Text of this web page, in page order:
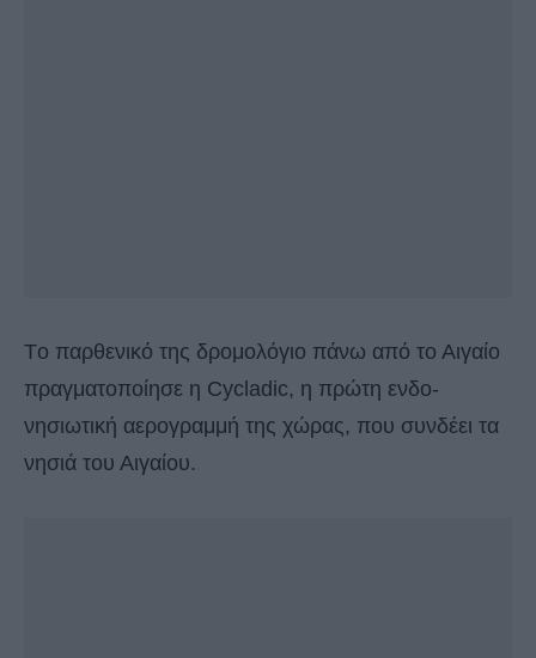
Tο παρθενικό της δρομολόγιο πάνω από το Αιγαίο
πραγματοποίησε η Cycladic, η πρώτη ενδο-
νησιωτική αερογραμμή της χώρας, που συνδέει τα
νησιά του Αιγαίου.